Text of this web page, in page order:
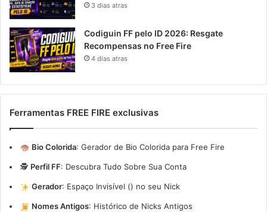
3 dias atras
Codiguin FF pelo ID 2026: Resgate
Recompensas no Free Fire
4 dias atras
Ferramentas FREE FIRE exclusivas
Bio Colorida: Gerador de Bio Colorida para Free Fire
🕵️ Perfil FF: Descubra Tudo Sobre Sua Conta
Gerador: Espaço Invisível (ㅤ) no seu Nick
Nomes Antigos: Histórico de Nicks Antigos